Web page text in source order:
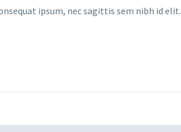
ipsum, nec sagittis sem nibh id elit.